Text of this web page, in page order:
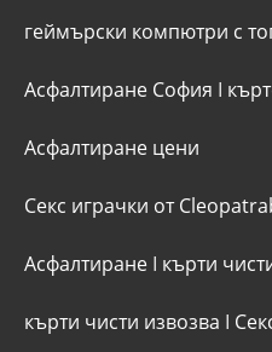
геймърски компютри с
Асфалтиране София I
Асфалтиране цени
Секс играчки от
Асфалтиране I кърти
кърти чисти извозва I